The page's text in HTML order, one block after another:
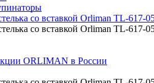
со вставкой Orliman TL-617-
со вставкой Orliman TL-617-
ORLIMAN в России